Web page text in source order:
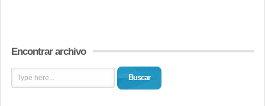
Encontrar archivo
Buscar